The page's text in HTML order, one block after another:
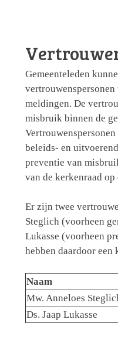
Gemeenteleden
vertrouwenspersonen
meldingen. De
misbruik binnen de
beleids- en
preventie van
van de kerkenraad
Er zijn twee
Steglich (voorheen
Lukasse (voorheen
hebben daardoor een
Naam
Mw. Anneloes
Ds. Jaap Lukasse